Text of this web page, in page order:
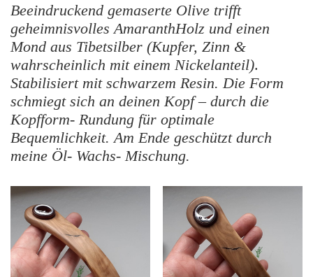
Beeindruckend gemaserte Olive trifft
geheimnisvolles AmaranthHolz und einen
Mond aus Tibetsilber (Kupfer, Zinn &
wahrscheinlich mit einem Nickelanteil).
Stabilisiert mit schwarzem Resin. Die Form
schmiegt sich an deinen Kopf – durch die
Kopfform- Rundung für optimale
Bequemlichkeit. Am Ende geschützt durch
meine Öl- Wachs- Mischung.